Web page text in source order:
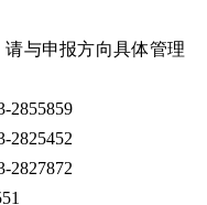
与申报方向具体管理
2855859
2825452
2827872